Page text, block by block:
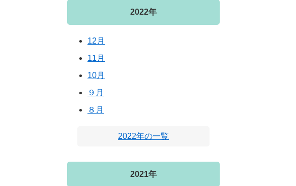
2022年
12月
11月
10月
９月
８月
2022年の一覧
2021年